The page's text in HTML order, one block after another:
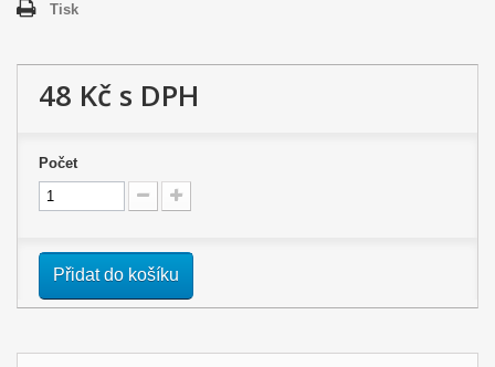
Tisk
48 Kč s DPH
Počet
Přidat do košíku